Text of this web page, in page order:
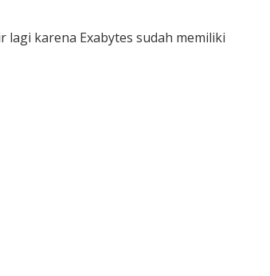
karena Exabytes sudah memiliki